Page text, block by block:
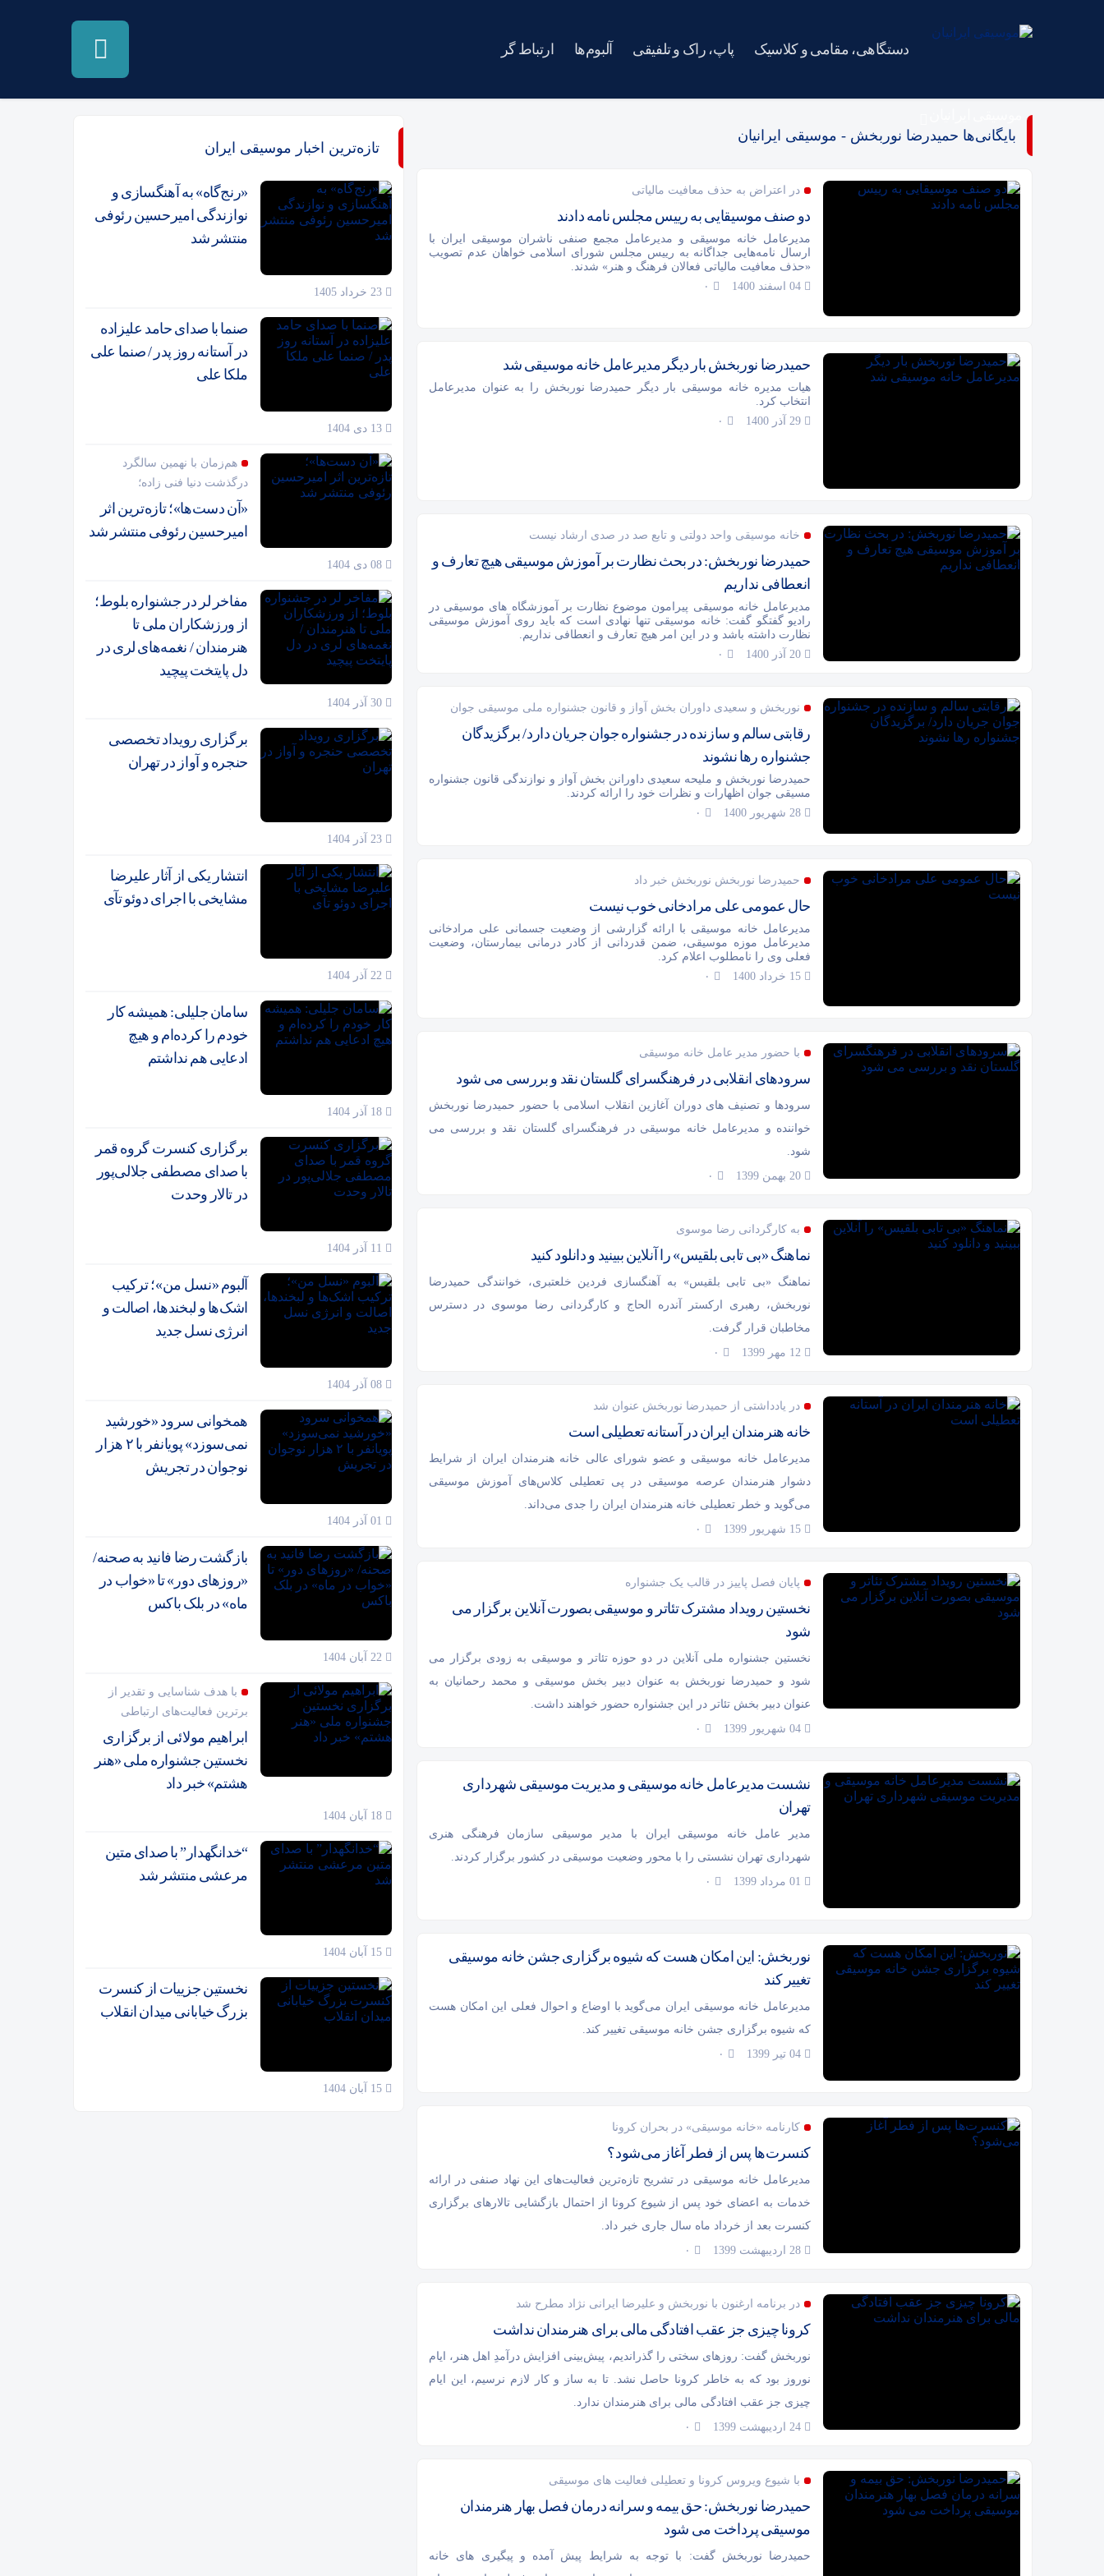
دستگاهی، مقامی و کلاسیک پاپ، راک و تلفیقی آلبوم‌ها ارتباط گر
بایگانی‌ها حمیدرضا نوربخش - موسیقی ایرانیان
در اعتراض به حذف معافیت مالیاتی
دو صنف موسیقایی به رییس مجلس نامه دادند
مدیرعامل خانه موسیقی و مدیرعامل مجمع صنفی ناشران موسیقی ایران با
ارسال نامه‌هایی جداگانه به رییس مجلس شورای اسلامی خواهان عدم تصویب
«حذف معافیت مالیاتی فعالان فرهنگ و هنر» شدند.
۰
حمیدرضا نوربخش بار دیگر مدیرعامل خانه موسیقی شد
هیات مدیره خانه موسیقی بار دیگر حمیدرضا نوربخش را به عنوان مدیرعامل
انتخاب کرد.
۰
خانه موسیقی واحد دولتی و تابع صد در صدی ارشاد نیست
حمیدرضا نوربخش: در بحث نظارت بر آموزش موسیقی هیچ تعارف و
انعطافی نداریم
مدیرعامل خانه موسیقی پیرامون موضوع نظارت بر آموزشگاه های موسیقی در
رادیو گفتگو گفت: خانه موسیقی تنها نهادی است که باید روی آموزش موسیقی
نظارت داشته باشد و در این امر هیچ تعارف و انعطافی نداریم.
۰
نوربخش و سعیدی داوران بخش آواز و قانون جشنواره ملی موسیقی جوان
رقابتی سالم و سازنده در جشنواره جوان جریان دارد/ برگزیدگان
جشنواره رها نشوند
حمیدرضا نوربخش و ملیحه سعیدی داورانن بخش آواز و نوازندگی قانون جشنواره
مسیقی جوان اظهارات و نظرات خود را ارائه کردند.
۰
حمیدرضا نوربخش نوربخش خبر داد
حال عمومی علی مرادخانی خوب نیست
مدیرعامل خانه موسیقی با ارائه گزارشی از وضعیت جسمانی علی مرادخانی
مدیرعامل موزه موسیقی، ضمن قدردانی از کادر درمانی بیمارستان، وضعیت
فعلی وی را نامطلوب اعلام کرد.
۰
با حضور مدیر عامل خانه موسیقی
سرودهای انقلابی در فرهنگسرای گلستان نقد و بررسی می شود
سرودها و تصنیف های دوران آغازین انقلاب اسلامی با حضور حمیدرضا نوربخش
خواننده و مدیرعامل خانه موسیقی در فرهنگسرای گلستان نقد و بررسی می
شود.
۰
به کارگردانی رضا موسوی
نماهنگ «بی تابی بلقیس» را آنلاین ببینید و دانلود کنید
نماهنگ «بی تابی بلقیس» به آهنگسازی فردین خلعتبری، خوانندگی حمیدرضا
نوربخش، رهبری ارکستر آندره الحاج و کارگردانی رضا موسوی در دسترس
مخاطبان قرار گرفت.
۰
در یادداشتی از حمیدرضا نوربخش عنوان شد
خانه هنرمندان ایران در آستانه تعطیلی است
مدیرعامل خانه موسیقی و عضو شورای عالی خانه هنرمندان ایران از شرایط
دشوار هنرمندان عرصه موسیقی در پی تعطیلی کلاس‌های آموزش موسیقی
می‌گوید و خطر تعطیلی خانه هنرمندان ایران را جدی می‌داند.
۰
پایان فصل پاییز در قالب یک جشنواره
نخستین رویداد مشترک تئاتر و موسیقی بصورت آنلاین برگزار می
شود
نخستین جشنواره ملی آنلاین در دو حوزه تئاتر و موسیقی به زودی برگزار می
شود و حمیدرضا نوربخش به عنوان دبیر بخش موسیقی و محمد رحمانیان به
عنوان دبیر بخش تئاتر در این جشنواره حضور خواهند داشت.
۰
نشست مدیرعامل خانه موسیقی و مدیریت موسیقی شهرداری
تهران
مدیر عامل خانه موسیقی ایران با مدیر موسیقی سازمان فرهنگی هنری
شهرداری تهران نشستی را با محور وضعیت موسیقی در کشور برگزار کردند.
۰
نوربخش: این امکان هست که شیوه برگزاری جشن خانه موسیقی
تغییر کند
مدیرعامل خانه موسیقی ایران می‌گوید با اوضاع و احوال فعلی این امکان هست
که شیوه برگزاری جشن خانه موسیقی تغییر کند.
۰
کارنامه «خانه موسیقی» در بحران کرونا
کنسرت‌ها پس از فطر آغاز می‌شود؟
مدیرعامل خانه موسیقی در تشریح تازه‌ترین فعالیت‌های این نهاد صنفی در ارائه
خدمات به اعضای خود پس از شیوع کرونا از احتمال بازگشایی تالارهای برگزاری
کنسرت بعد از خرداد ماه سال جاری خبر داد.
۰
در برنامه ارغنون با نوربخش و علیرضا ایرانی نژاد مطرح شد
کرونا چیزی جز عقب افتادگی مالی برای هنرمندان نداشت
نوربخش گفت: روزهای سختی را گذراندیم، پیش‌بینی افزایش درآمدِ اهل هنر، ایام
نوروز بود که به خاطر کرونا حاصل نشد. تا به ساز و کار لازم نرسیم، این ایام
چیزی جز عقب افتادگی مالی برای هنرمندان ندارد.
۰
با شیوع ویروس کرونا و تعطیلی فعالیت های موسیقی
حمیدرضا نوربخش: حق بیمه و سرانه درمان فصل بهار هنرمندان
موسیقی پرداخت می شود
حمیدرضا نوربخش گفت: با توجه به شرایط پیش آمده و پیگیری های خانه
تازه‌ترین اخبار موسیقی ایران
«رنج‌گاه» به آهنگسازی و
نوازندگی امیرحسین رئوفی
منتشر شد
صنما با صدای حامد علیزاده
در آستانه روز پدر / صنما علی
ملکا علی
هم‌زمان با نهمین سالگرد
درگذشت دنیا فنی زاده؛
«آن دست‌ها»؛ تازه‌ترین اثر
امیرحسین رئوفی منتشر شد
مفاخر لر در جشنواره بلوط؛
از ورزشکاران ملی تا
هنرمندان / نغمه‌های لری در
دل پایتخت پیچید
برگزاری رویداد تخصصی
حنجره و آواز در تهران
انتشار یکی از آثار علیرضا
مشایخی با اجرای دوئو تآی
سامان جلیلی: همیشه کار
خودم را کرده‌ام و هیچ
ادعایی هم نداشتم
برگزاری کنسرت گروه قمر
با صدای مصطفی جلالی‌پور
در تالار وحدت
آلبوم «نسل من»؛ ترکیب
اشک‌ها و لبخندها، اصالت و
انرژی نسل جدید
همخوانی سرود «خورشید
نمی‌سوزد» پویانفر با ۲ هزار
نوجوان در تجریش
بازگشت رضا فانید به صحنه/
«روزهای دور» تا «خواب در
ماه» در بلک باکس
با هدف شناسایی و تقدیر از
برترین فعالیت‌های ارتباطی
ابراهیم مولائی از برگزاری
نخستین جشنواره ملی «هنر
هشتم» خبر داد
“خدانگهدار” با صدای متین
مرعشی منتشر شد
نخستین جزییات از کنسرت
بزرگ خیابانی میدان انقلاب